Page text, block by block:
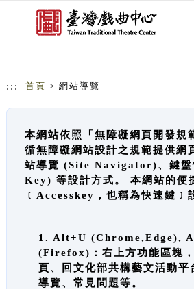
跳到主要內容
網站導覽
::: 首頁 > 網站導覽
本網站依照「無障礙網頁開發規
循無障礙網站設計之規範提供
站導覽 (Site Navigator)、鍵盤
Key) 等設計方式。 本網站的便
﹝Accesskey，也稱為快速鍵﹞
1. Alt+U (Chrome,Edge),
(Firefox)：右上方功能區塊
頁、回文化部共構藝文活動平
導覽、常見問題等。